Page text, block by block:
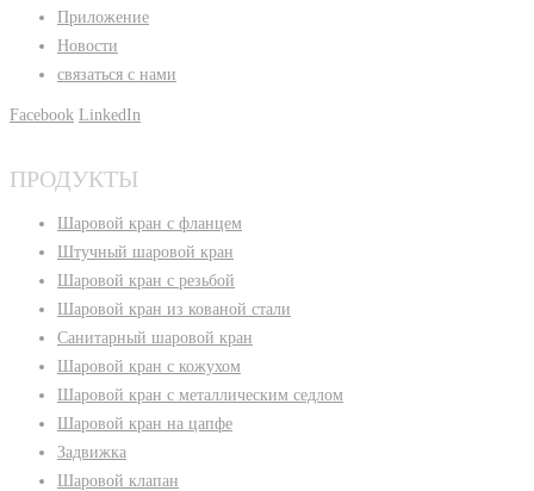
Приложение
Новости
связаться с нами
Facebook LinkedIn
ПРОДУКТЫ
Шаровой кран с фланцем
Штучный шаровой кран
Шаровой кран с резьбой
Шаровой кран из кованой стали
Санитарный шаровой кран
Шаровой кран с кожухом
Шаровой кран с металлическим седлом
Шаровой кран на цапфе
Задвижка
Шаровой клапан